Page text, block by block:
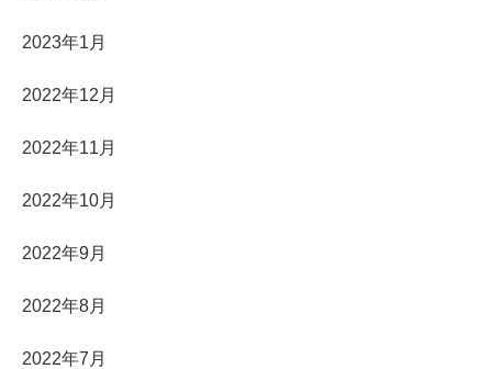
2023年1月
2022年12月
2022年11月
2022年10月
2022年9月
2022年8月
2022年7月